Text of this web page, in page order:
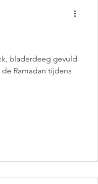
bladerdeeg gevuld
Ramadan tijdens